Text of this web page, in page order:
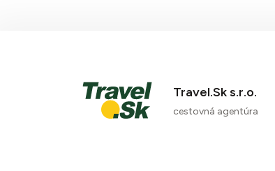
Travel.Sk s.r.o.
cestovná agentúra